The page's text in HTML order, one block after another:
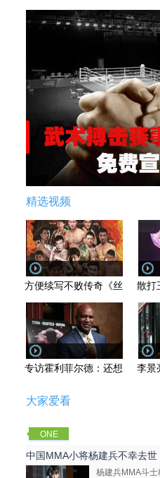
精选视频
方便续写不败传奇《丝路英雄
散打
专访霍利菲尔德：还想再和泰
李景
大家爱看
ONE
Champions
hip
中国MMA小将杨建兵不幸去世
杨建兵MMA斗士